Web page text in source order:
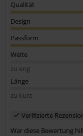
Qualität
Design
Passform
Weite
zu eng
Länge
zu kurz
Verifizierte
War diese Bewertung